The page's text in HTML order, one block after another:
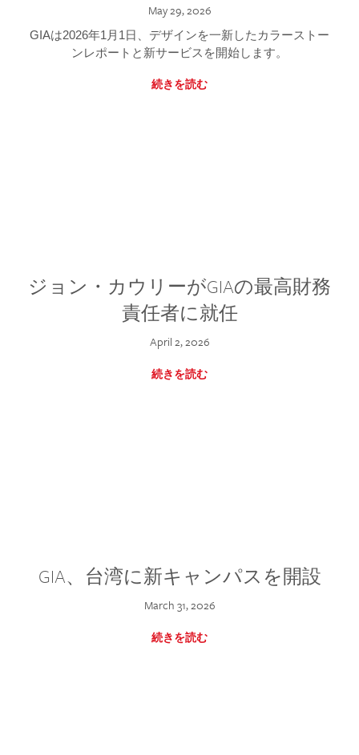
May 29, 2026
GIAは2026年1月1日、デザインを一新したカラーストー
ンレポートと新サービスを開始します。
続きを読む
ジョン・カウリーがGIAの最高財務
責任者に就任
April 2, 2026
続きを読む
GIA、台湾に新キャンパスを開設
March 31, 2026
続きを読む